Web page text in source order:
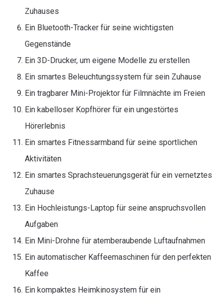
Zuhauses
Ein Bluetooth-Tracker für seine wichtigsten
Gegenstände
Ein 3D-Drucker, um eigene Modelle zu erstellen
Ein smartes Beleuchtungssystem für sein Zuhause
Ein tragbarer Mini-Projektor für Filmnächte im Freien
Ein kabelloser Kopfhörer für ein ungestörtes
Hörerlebnis
Ein smartes Fitnessarmband für seine sportlichen
Aktivitäten
Ein smartes Sprachsteuerungsgerät für ein vernetztes
Zuhause
Ein Hochleistungs-Laptop für seine anspruchsvollen
Aufgaben
Ein Mini-Drohne für atemberaubende Luftaufnahmen
Ein automatischer Kaffeemaschinen für den perfekten
Kaffee
Ein kompaktes Heimkinosystem für ein